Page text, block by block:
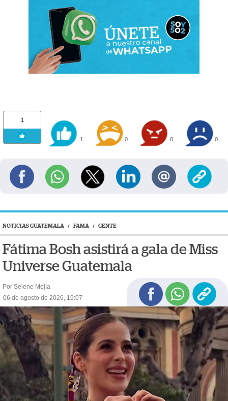
1
1 0 0 0
NOTICIAS GUATEMALA / FAMA / GENTE
Fátima Bosh asistirá a gala de Miss
Universe Guatemala
Por Selene Mejía
06 de agosto de 2026, 19:07